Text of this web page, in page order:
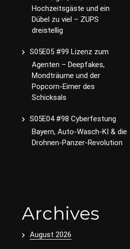
Hochzeitsgäste und ein
Dübel zu viel – ZUPS
dreistellig
S05E05 #99 Lizenz zum
Agenten – Deepfakes,
Mondträume und der
Popcorn-Eimer des
Schicksals
S05E04 #98 Cyberfestung
Bayern, Auto-Wasch-KI & die
Drohnen-Panzer-Revolution
Archives
August 2026